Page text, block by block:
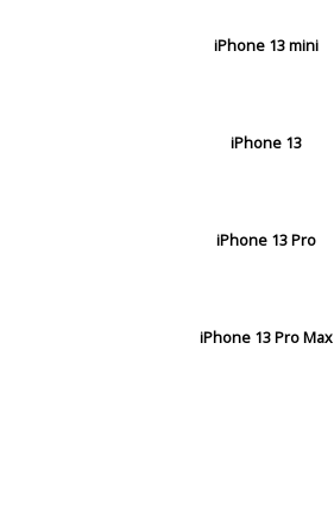
iPhone 13 mini
iPhone 13
iPhone 13 Pro
iPhone 13 Pro Max